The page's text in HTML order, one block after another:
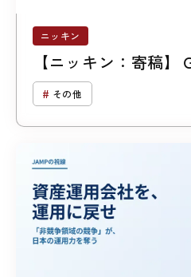
ニッキン
【ニッキン：寄稿
その他